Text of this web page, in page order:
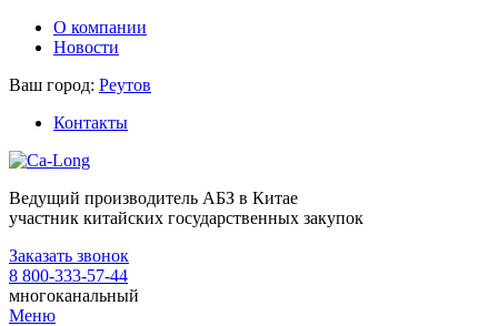
О компании
Новости
Ваш город: Реутов
Контакты
Ведущий производитель АБЗ в Китае
участник китайских государственных закупок
Заказать звонок
8 800-333-57-44
многоканальный
Меню